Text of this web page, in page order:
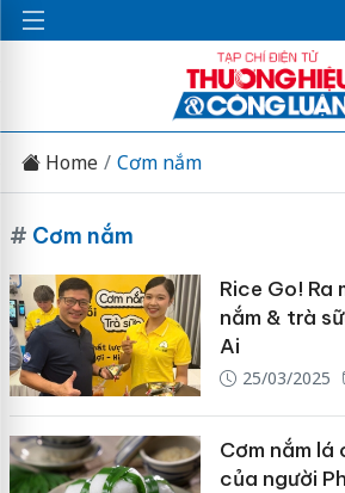
Home Cơm nắm
# Cơm nắm
Rice Go! Ra
nắm & trà
Ai
25/03/2025
Cơm nắm lá
của người